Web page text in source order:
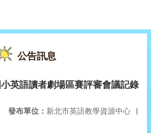
公告訊息
英語讀者劇場區賽評審會議記錄
發布單位： 新北市英語教學資源中心 |